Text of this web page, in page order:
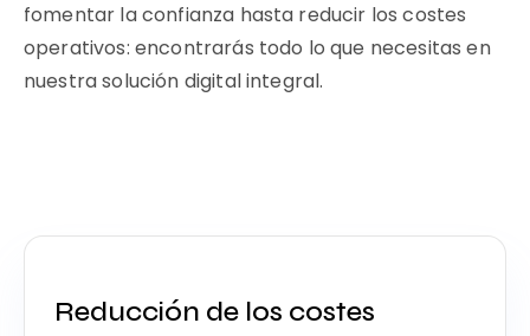
fomentar la confianza hasta reducir los costes
operativos: encontrarás todo lo que necesitas en
nuestra solución digital integral.
Reducción de los costes